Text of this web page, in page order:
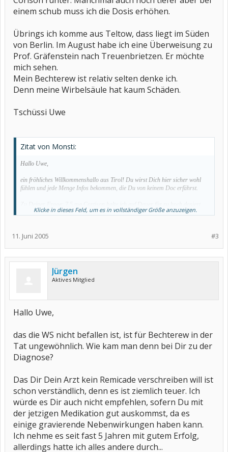
einem schub muss ich die Dosis erhöhen.
Übrings ich komme aus Teltow, dass liegt im Süden
von Berlin. Im August habe ich eine Überweisung zu
Prof. Gräfenstein nach Treuenbrietzen. Er möchte
mich sehen.
Mein Bechterew ist relativ selten denke ich.
Denn meine Wirbelsäule hat kaum Schäden.
Tschüssi Uwe
Zitat von Monsti:
Hallo Uwe,
ein fröhliches Willkommenshallo aus Tirol! Du wirst Dich hier sicher wohl
fühlen und jede Menge Infos bekommen, die Du von keinem Doc erfährst.
deshalb solltest Du doch auf eine Basistherapie drängen - es muss ja nicht
Kurz zu mir: Bin 49, weiblich, verheiratet, ohne Kinder, habe dafür aber
Medikamente seit einem Jahr: Arava 20 mg und sonst nix. Cortison nehme ich
nur noch im Falle eines stärkeren Schubs und auch nur kurzzeitig (ca. 1,5-2
Monsti
Klicke in dieses Feld, um es in vollständiger Größe anzuzeigen.
#3
11. Juni 2005
Jürgen
Aktives Mitglied
Hallo Uwe,
das die WS nicht befallen ist, ist für Bechterew in der
Tat ungewöhnlich. Wie kam man denn bei Dir zu der
Diagnose?
Das Dir Dein Arzt kein Remicade verschreiben will ist
schon verständlich, denn es ist ziemlich teuer. Ich
würde es Dir auch nicht empfehlen, sofern Du mit
der jetzigen Medikation gut auskommst, da es
einige gravierende Nebenwirkungen haben kann.
Ich nehme es seit fast 5 Jahren mit gutem Erfolg,
allerdings hatte ich alles andere durch...